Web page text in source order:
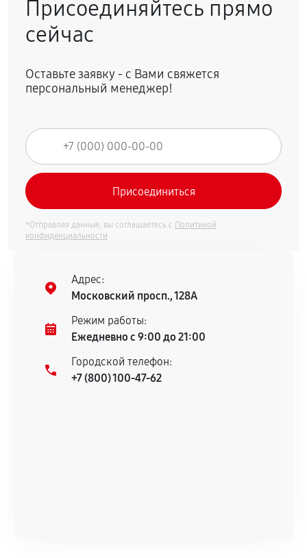
Присоединяйтесь прямо
сейчас
Оставьте заявку - с Вами свяжется
персональный менеджер!
*Отправляя данные, вы соглашаетесь с Политикой
конфиденциальности
Адрес:
Московский просп., 128А
Режим работы:
Ежедневно с 9:00 до 21:00
Городской телефон:
+7 (800) 100-47-62